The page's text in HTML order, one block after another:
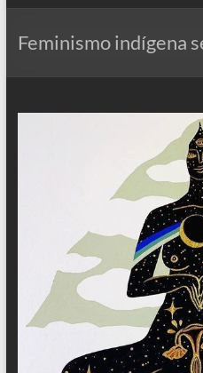
Feminismo indígena